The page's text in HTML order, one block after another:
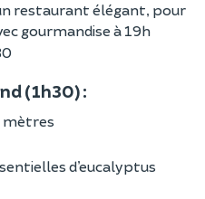
restaurant élégant, pour
gourmandise à 19h
(1h30) :
mètres
d’eucalyptus